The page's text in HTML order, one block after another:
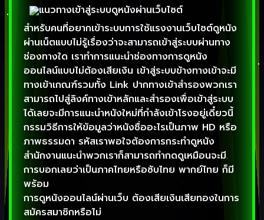
แนวทางเข้าสู่ระบบดูหนังผ่านเว็บไซต์
สำหรับคนที่อยากเข้าระบบการใช้แรงงานเว็บไซต์ดูหนัง
ผ่านเน็ตแบบไม่รู้เรื่องว่าจะสามารถเข้าสู่ระบบผ่านทาง
ช่องทางใด เราทำการแนะนำช่องทางการดูหนัง
ออนไลน์แบบไม่ต้องเสียเงิน เข้าสู่ระบบข้างทางเข้าจะมี
ทางเข้าเกณฑ์รวมทั้ง Link ปากทางเข้าสำรองพวกเรา
สามารถไปสู่ลิงค์ทางเข้าหลักและสำรองเพื่อเข้าสู่ระบบ
ได้เลยจะมีการแนะนำหนังใหม่ที่กำลังเข้าโรงอยู่เดี๋ยวนี้
กรรมวิธีการให้ข้อมูลว่าหนังชื่ออะไรเป็นภาพ HD หรือ
ภาพธรรมดา รหัสเราพอใจต้องการกระทำดูหนัง
สำนักงานแนะนำพวกเราก็สามารถทำกดดูเหมือนจะมี
การบอกเลยว่าเป็นภาคไทยหรือซับไทย พากย์ไทย ก็มี
พร้อม
การดูหนังออนไลน์ผ่านเว็บ ต้องเสียเงินเสียทองในการ
สมัครสมาชิกหรือไม่